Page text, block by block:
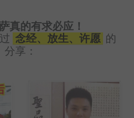
真的有求必应！
念经、放生、许愿 的
分享：